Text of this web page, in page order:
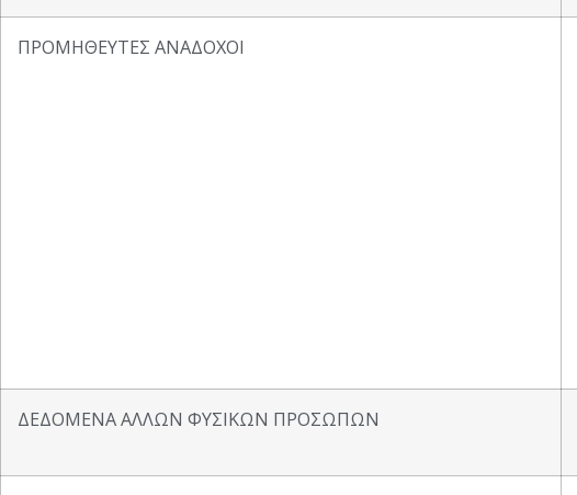
ΠΡΟΜΗΘΕΥΤΕΣ ΑΝΑΔΟΧΟΙ
ΔΕΔΟΜΕΝΑ ΑΛΛΩΝ ΦΥΣΙΚΩΝ ΠΡΟΣΩΠΩΝ